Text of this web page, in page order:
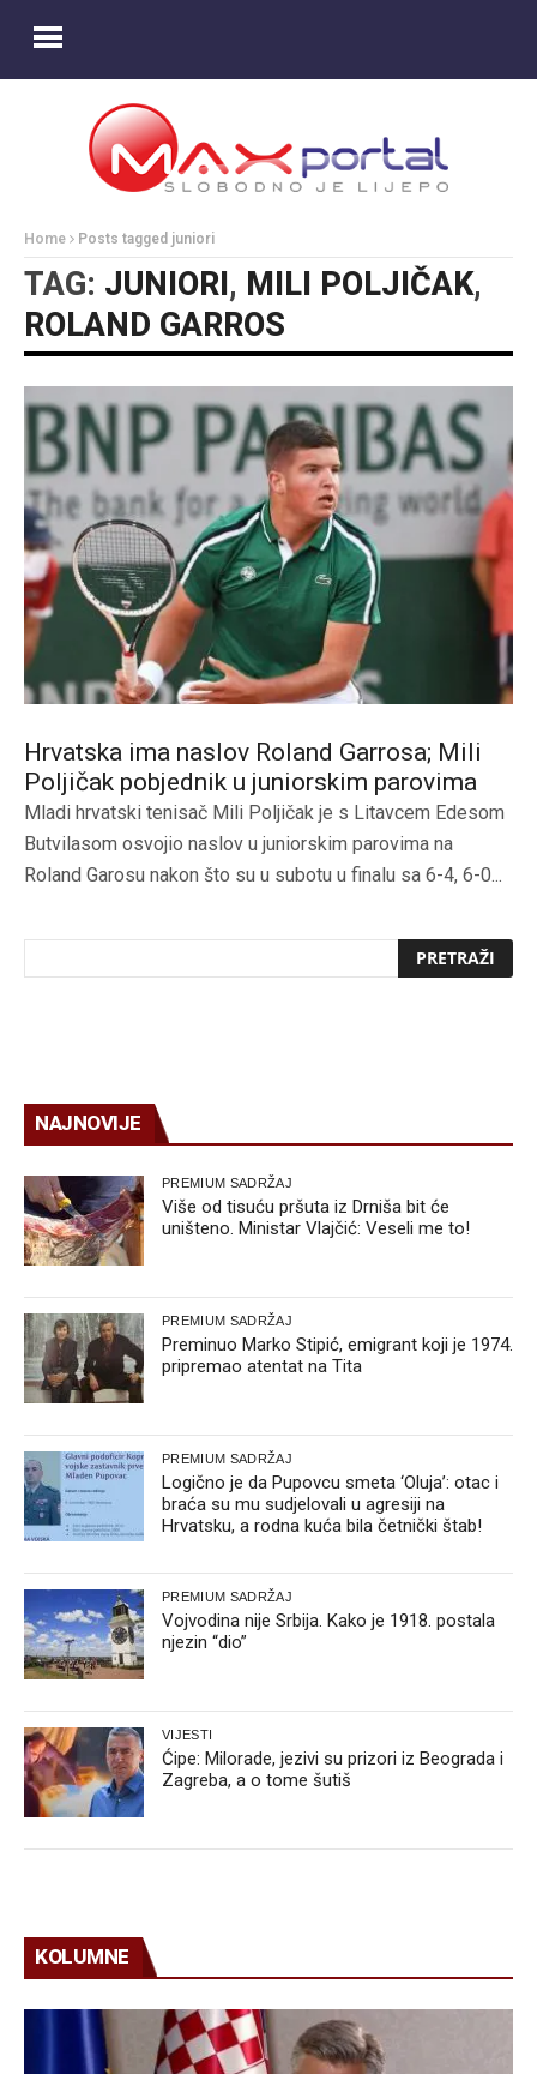
Home Posts tagged juniori
TAG: JUNIORI , MILI POLJIČAK,
ROLAND GARROS
Hrvatska ima naslov Roland Garrosa; Mili
Poljičak pobjednik u juniorskim parovima
Mladi hrvatski tenisač Mili Poljičak je s Litavcem Edesom
Butvilasom osvojio naslov u juniorskim parovima na
Roland Garosu nakon što su u subotu u finalu sa 6-4, 6-0...
NAJNOVIJE
PREMIUM SADRŽAJ
Više od tisuću pršuta iz Drniša bit će
uništeno. Ministar Vlajčić: Veseli me to!
PREMIUM SADRŽAJ
Preminuo Marko Stipić, emigrant koji je 1974.
pripremao atentat na Tita
PREMIUM SADRŽAJ
Logično je da Pupovcu smeta ‘Oluja’: otac i
braća su mu sudjelovali u agresiji na
Hrvatsku, a rodna kuća bila četnički štab!
PREMIUM SADRŽAJ
Vojvodina nije Srbija. Kako je 1918. postala
njezin “dio”
VIJESTI
Ćipe: Milorade, jezivi su prizori iz Beograda i
Zagreba, a o tome šutiš
KOLUMNE